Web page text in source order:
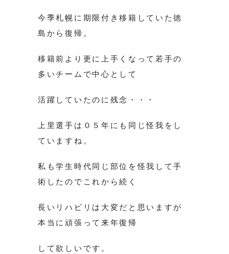
今季札幌に期限付き移籍していた徳
島から復帰。
移籍前より更に上手くなって若手の
多いチームで中心として
活躍していたのに残念・・・
上里選手は０５年にも同じ怪我をし
ていますね。
私も学生時代同じ部位を怪我して手
術したのでこれから続く
長いリハビリは大変だと思いますが
本当に頑張って来年復帰
して欲しいです。